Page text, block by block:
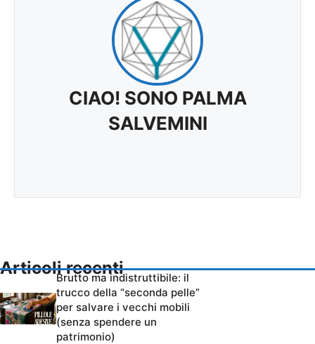
CIAO! SONO PALMA
SALVEMINI
Articoli recenti
Brutto ma indistruttibile: il
trucco della “seconda pelle”
per salvare i vecchi mobili
(senza spendere un
patrimonio)